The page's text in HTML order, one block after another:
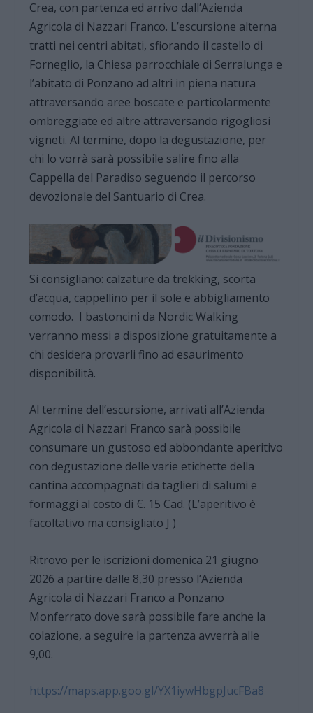
Crea, con partenza ed arrivo dall’Azienda
Agricola di Nazzari Franco. L’escursione alterna
tratti nei centri abitati, sfiorando il castello di
Forneglio, la Chiesa parrocchiale di Serralunga e
l’abitato di Ponzano ad altri in piena natura
attraversando aree boscate e particolarmente
ombreggiate ed altre attraversando rigogliosi
vigneti. Al termine, dopo la degustazione, per
chi lo vorrà sarà possibile salire fino alla
Cappella del Paradiso seguendo il percorso
devozionale del Santuario di Crea.
Si consigliano: calzature da trekking, scorta
d’acqua, cappellino per il sole e abbigliamento
comodo. I bastoncini da Nordic Walking
verranno messi a disposizione gratuitamente a
chi desidera provarli fino ad esaurimento
disponibilità.
Al termine dell’escursione, arrivati all’Azienda
Agricola di Nazzari Franco sarà possibile
consumare un gustoso ed abbondante aperitivo
con degustazione delle varie etichette della
cantina accompagnati da taglieri di salumi e
formaggi al costo di €. 15 Cad. (L’aperitivo è
facoltativo ma consigliato J )
Ritrovo per le iscrizioni domenica 21 giugno
2026 a partire dalle 8,30 presso l’Azienda
Agricola di Nazzari Franco a Ponzano
Monferrato dove sarà possibile fare anche la
colazione, a seguire la partenza avverrà alle
9,00.
https://maps.app.goo.gl/YX1iywHbgpJucFBa8